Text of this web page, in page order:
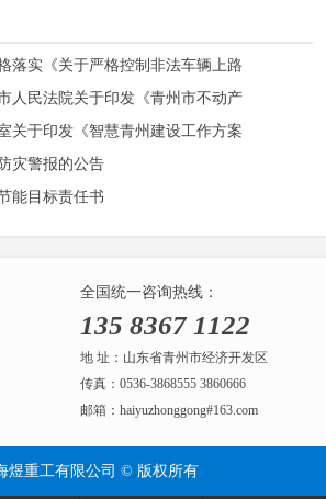
落实《关于严格控制非法车辆上路
人民法院关于印发《青州市不动产
关于印发《智慧青州建设工作方案
灾警报的公告
能目标责任书
全国统一咨询热线：
135 8367 1122
地 址：山东省青州市经济开发区
传真：0536-3868555 3860666
邮箱：haiyuzhonggong#163.com
煜重工有限公司 © 版权所有